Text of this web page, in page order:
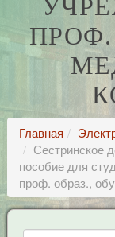
ПРОФ.
Главная
Сестринское
пособие для
проф. образ.,